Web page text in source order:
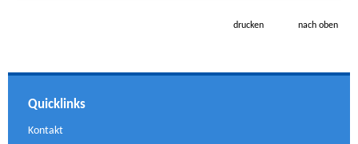
drucken nach oben
Quicklinks
Kontakt